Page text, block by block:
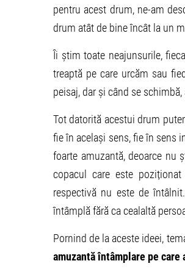
pentru acest drum, ne-am
drum atât de bine încât la un
Îi știm toate neajunsurile,
treaptă pe care urcăm sau
peisaj, dar și când se
Tot datorită acestui drum
fie în același sens, fie în sens
foarte amuzantă, deoarce nu
copacul care este
respectivă nu este de
întâmplă fără ca cealaltă
Pornind de la aceste ideei,
amuzantă întâmplare pe